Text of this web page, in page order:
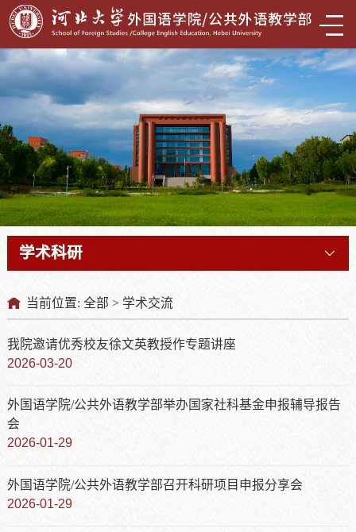
学术科研
学术科研
学术科研
学术科研
学术科研
学术科研
学术科研
学术科研
学术科研
学术科研
学术科研
学术科研
学术科研
学术科研
学术科研
学术科研
学术科研
学术科研
学术科研
学术科研
学术科研
学术科研
学术科研
学术科研
学术科研
学术科研
学术科研
学术科研
学术科研
学术科研
学术科研
学术科研
学术科研
学术科研
学术科研
学术科研
学术科研
学术科研
学术科研
学术科研
学术科研
学术科研
学术科研
学术科研
学术科研